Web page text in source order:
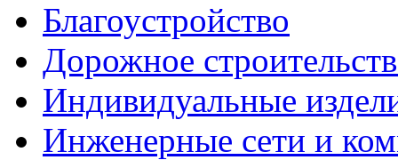
Благоустройство
Дорожное
Индивидуальные
Инженерные сети и